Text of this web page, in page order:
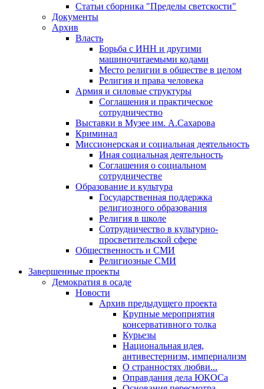
Статьи сборника "Пределы светскости"
Документы
Архив
Власть
Борьба с ИНН и другими
машиночитаемыми кодами
Место религии в обществе в целом
Религия и права человека
Армия и силовые структуры
Соглашения и практическое
сотрудничество
Выставки в Музее им. А.Сахарова
Криминал
Миссионерская и социальная деятельность
Иная социальная деятельность
Соглашения о социальном
сотрудничестве
Образование и культура
Государственная поддержка
религиозного образования
Религия в школе
Сотрудничество в культурно-
просветительской сфере
Общественность и СМИ
Религиозные СМИ
Завершенные проекты
Демократия в осаде
Новости
Архив предыдущего проекта
Крупные мероприятия
консервативного толка
Курьезы
Национальная идея,
антивестернизм, империализм
О странностях любви...
Оправдания дела ЮКОСа